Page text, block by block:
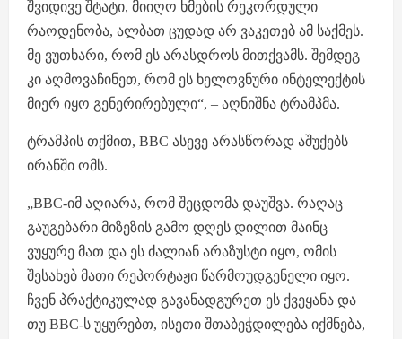
შვიდივე შტატი, მიიღო ხმების რეკორდული
რაოდენობა, ალბათ ცუდად არ ვაკეთებ ამ საქმეს.
მე ვუთხარი, რომ ეს არასდროს მითქვამს. შემდეგ
კი აღმოვაჩინეთ, რომ ეს ხელოვნური ინტელექტის
მიერ იყო გენერირებული“, – აღნიშნა ტრამპმა.
ტრამპის თქმით, BBC ასევე არასწორად აშუქებს
ირანში ომს.
„BBC-იმ აღიარა, რომ შეცდომა დაუშვა. რაღაც
გაუგებარი მიზეზის გამო დღეს დილით მაინც
ვუყურე მათ და ეს ძალიან არაზუსტი იყო, ომის
შესახებ მათი რეპორტაჟი წარმოუდგენელი იყო.
ჩვენ პრაქტიკულად გავანადგურეთ ეს ქვეყანა და
თუ BBC-ს უყურებთ, ისეთი შთაბეჭდილება იქმნება,